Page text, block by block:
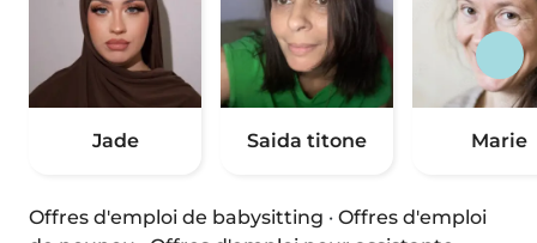
Jade Saida titone Marie
Offres d'emploi de babysitting · Offres d'emploi